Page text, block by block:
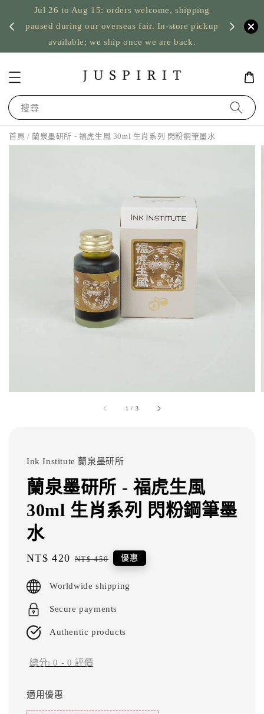
Jul 26 to Aug 15: orders welcome, shipping
paused during our overseas fair. In-store pickup
available; we ship once we are back.
US
搜尋
首頁 / 蘭泉墨研所 - 福虎生風 30ml 生肖系列 閃粉鋼筆墨水
1 / 3
Ink Institute 蘭泉墨研所
蘭泉墨研所 - 福虎生風
30ml 生肖系列 閃粉鋼筆墨
水
Sale
NT$ 420 Regular
NT$ 450 優惠
Worldwide shipping
Secure payments
Authentic products
總分:0 - 0 評價
適用優惠